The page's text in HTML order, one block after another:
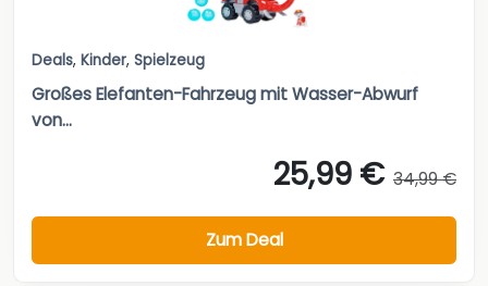
Deals, Kinder, Spielzeug
Großes Elefanten-Fahrzeug mit Wasser-Abwurf
von...
25,99 € 34,99 €
Zum Deal